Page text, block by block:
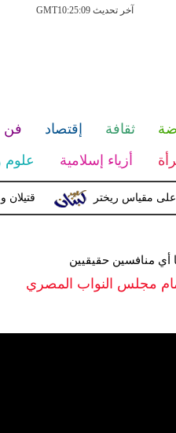
آخر تحديث GMT10:25:09
ثقافة إقتصاد فن
أزياء إسلامية علوم
قتيلان ومصابون جراء 14 غارة
مجلس النواب المصري